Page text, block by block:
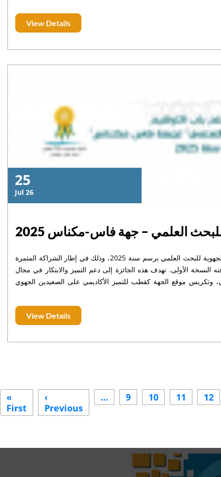
de pré-inscription au cycle
doctoral pour l’année
universitaire 2026/2027.
View Details
25
Jul 26
العلمي – جهة فاس-مكناس 2025
يُعلن مجلس جهة فاس-مكناس عن فتح باب الترشح للدورة الثانية من الجائزة الجهوية للبحث العلمي برسم سنة 2025، وذلك في إطار الشراكة المثمرة
النسخة الأولى. تهدف هذه الجائزة إلى دعم التميز والابتكار في مجال
وتكريس موقع الجهة كقطب للتميز الأكاديمي على الصعيدين الجهوي
View Details
Pagination
«
First First
page
‹
Previous Previous
page
… 9 10 11 12